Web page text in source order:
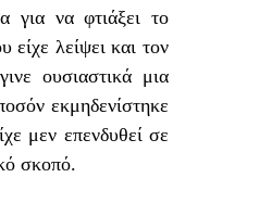
για να φτιάξει το
λείψει και τον
εκμηδενίστηκε
μεν επενδυθεί σε
σκοπό.